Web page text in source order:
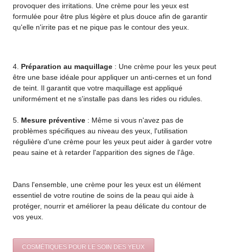
provoquer des irritations. Une crème pour les yeux est
formulée pour être plus légère et plus douce afin de garantir
qu'elle n'irrite pas et ne pique pas le contour des yeux.
4. Préparation au maquillage: Une crème pour les yeux peut
être une base idéale pour appliquer un anti-cernes et un fond
de teint. Il garantit que votre maquillage est appliqué
uniformément et ne s'installe pas dans les rides ou ridules.
5. Mesure préventive: Même si vous n'avez pas de
problèmes spécifiques au niveau des yeux, l'utilisation
régulière d'une crème pour les yeux peut aider à garder votre
peau saine et à retarder l'apparition des signes de l'âge.
Dans l'ensemble, une crème pour les yeux est un élément
essentiel de votre routine de soins de la peau qui aide à
protéger, nourrir et améliorer la peau délicate du contour de
vos yeux.
COSMÉTIQUES POUR LE SOIN DES YEUX